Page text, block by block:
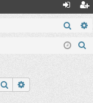
хо
д
ег
ис
Поиск